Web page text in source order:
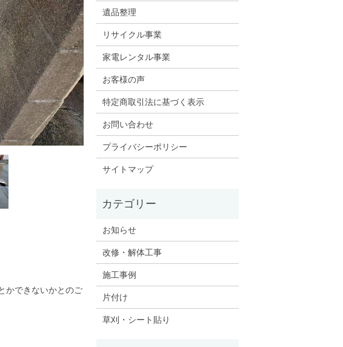
かできないかとのご
遺品整理
リサイクル事業
家電レンタル事業
お客様の声
特定商取引法に基づく表示
お問い合わせ
プライバシーポリシー
サイトマップ
お知らせ
改修・解体工事
施工事例
片付け
草刈・シート貼り